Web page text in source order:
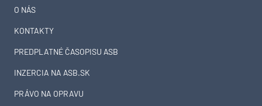
O NÁS
KONTAKTY
PREDPLATNÉ ČASOPISU ASB
INZERCIA NA ASB.SK
PRÁVO NA OPRAVU